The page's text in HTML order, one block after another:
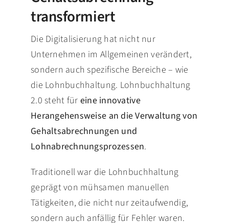
transformiert
Die Digitalisierung hat nicht nur
Unternehmen im Allgemeinen verändert,
sondern auch spezifische Bereiche – wie
die Lohnbuchhaltung. Lohnbuchhaltung
2.0 steht für eine innovative
Herangehensweise an die Verwaltung von
Gehaltsabrechnungen und
Lohnabrechnungsprozessen.
Traditionell war die Lohnbuchhaltung
geprägt von mühsamen manuellen
Tätigkeiten, die nicht nur zeitaufwendig,
sondern auch anfällig für Fehler waren.